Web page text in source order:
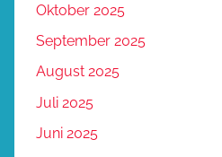
Oktober 2025
September 2025
August 2025
Juli 2025
Juni 2025